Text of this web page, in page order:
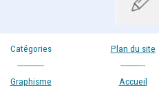
Catégories
-------------
Graphisme
Plan du site
------------
Accueil